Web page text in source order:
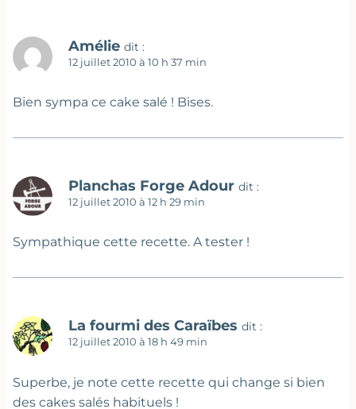
Amélie dit :
12 juillet 2010 à 10 h 37 min
Bien sympa ce cake salé ! Bises.
Planchas Forge Adour dit :
12 juillet 2010 à 12 h 29 min
Sympathique cette recette. A tester !
La fourmi des Caraïbes dit :
12 juillet 2010 à 18 h 49 min
Superbe, je note cette recette qui change si bien
des cakes salés habituels !